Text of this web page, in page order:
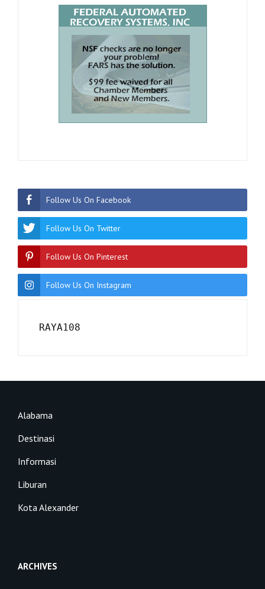
Follow Us On Facebook
Follow Us On Twitter
Follow Us On Pinterest
Follow Us On Instagram
RAYA108
Alabama
Destinasi
Informasi
Liburan
Kota Alexander
ARCHIVES